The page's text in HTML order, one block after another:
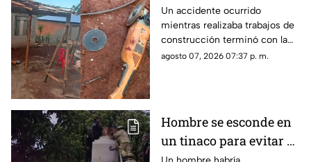
accidentalmente con
herramienta eléctrica
Un accidente ocurrido
mientras realizaba trabajos de
construcción terminó con la
vida de un albañil, luego de
agosto 07, 2026 07:37 p. m.
Hombre se esconde en
un tinaco para evitar al